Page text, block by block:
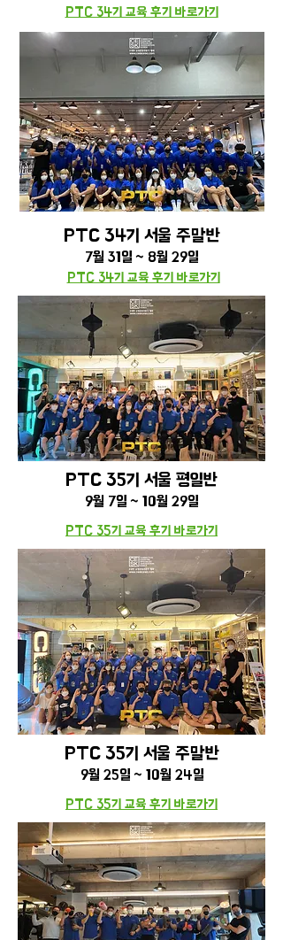
PTC 34기 교육 후기 바로가기
PTC 34기 서울 주말반
7월 31일 ~ 8월 29일
PTC 34기 교육 후기 바로가기
PTC 35기 서울 평일반
9월 7일 ~ 10월 29일
PTC 35기 교육 후기 바로가기
PTC 35기 서울 주말반
9월 25일 ~ 10월 24일
PTC 35기 교육 후기 바로가기